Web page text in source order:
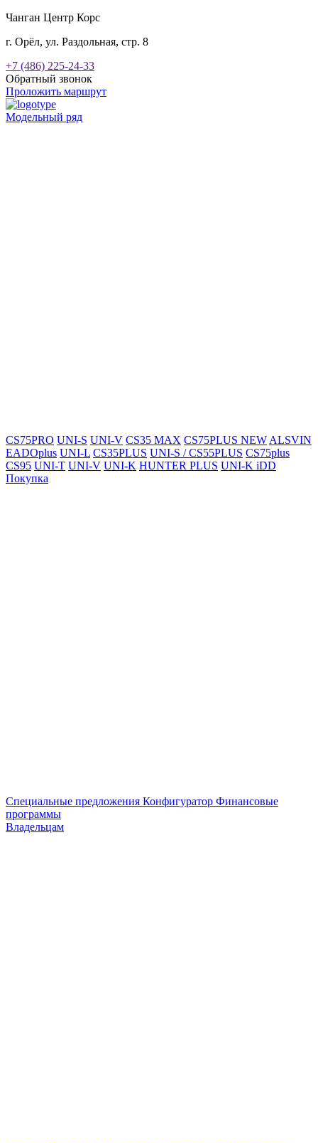
Чанган Центр Корс
г. Орёл, ул. Раздольная, стр. 8
+7 (486) 225-24-33
Обратный звонок
Проложить маршрут
Модельный ряд
CS75PRO UNI-S UNI-V CS35 MAX CS75PLUS NEW ALSVIN
EADOplus UNI-L CS35PLUS UNI-S / CS55PLUS CS75plus
CS95 UNI-T UNI-V UNI-K HUNTER PLUS UNI-K iDD
Покупка
Специальные предложения Конфигуратор Финансовые
программы
Владельцам